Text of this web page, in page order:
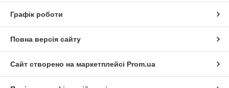
Графік роботи
Повна версія сайту
Сайт створено на маркетплейсі Prom.ua